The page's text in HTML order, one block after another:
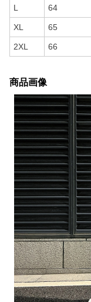
L 64
XL 65
2XL 66
商品画像